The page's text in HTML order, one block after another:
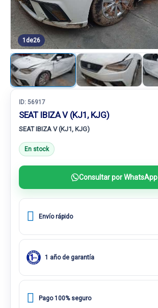
1 de26
ID: 56917
SEAT IBIZA V (KJ1, KJG)
SEAT IBIZA V (KJ1, KJG)
En stock
Consultar por WhatsApp
Envío rápido
1 año de garantía
Pago 100% seguro